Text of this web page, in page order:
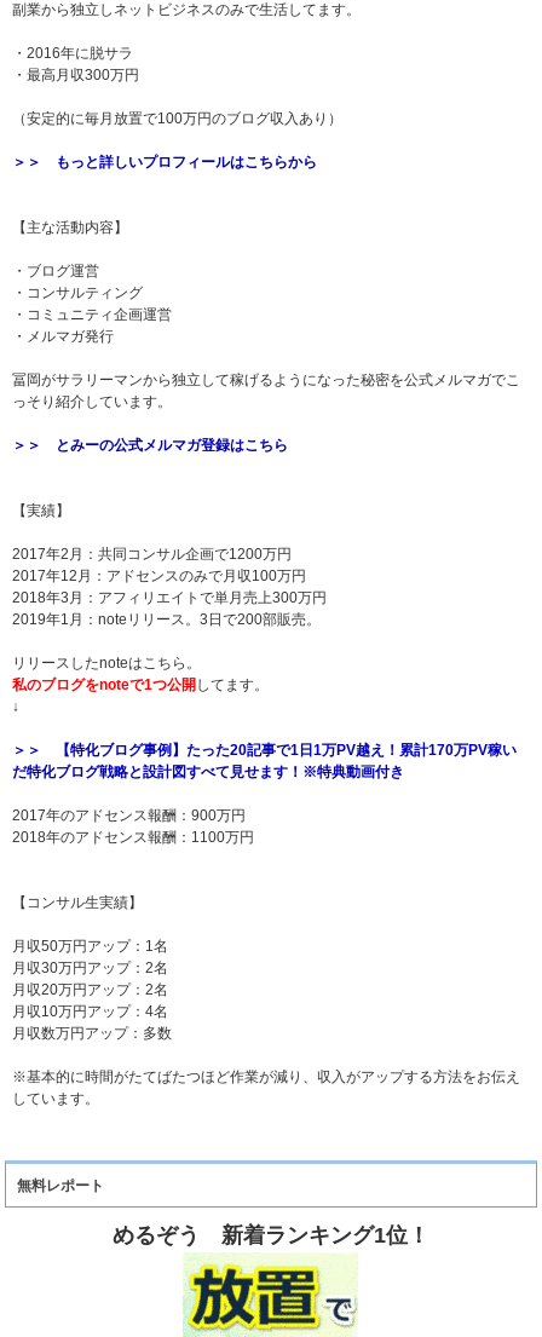
副業から独立しネットビジネスのみで生活してます。
・2016年に脱サラ
・最高月収300万円
（安定的に毎月放置で100万円のブログ収入あり）
＞＞ もっと詳しいプロフィールはこちらから
【主な活動内容】
・ブログ運営
・コンサルティング
・コミュニティ企画運営
・メルマガ発行
冨岡がサラリーマンから独立して稼げるようになった秘密を公式メルマガでこ
っそり紹介しています。
＞＞ とみーの公式メルマガ登録はこちら
【実績】
2017年2月：共同コンサル企画で1200万円
2017年12月：アドセンスのみで月収100万円
2018年3月：アフィリエイトで単月売上300万円
2019年1月：noteリリース。3日で200部販売。
リリースしたnoteはこちら。
私のブログをnoteで1つ公開 してます。
↓
＞＞ 【特化ブログ事例】たった20記事で1日1万PV越え！累計170万PV稼い
だ特化ブログ戦略と設計図すべて見せます！※特典動画付き
2017年のアドセンス報酬：900万円
2018年のアドセンス報酬：1100万円
【コンサル生実績】
月収50万円アップ：1名
月収30万円アップ：2名
月収20万円アップ：2名
月収10万円アップ：4名
月収数万円アップ：多数
※基本的に時間がたてばたつほど作業が減り、収入がアップする方法をお伝え
しています。
無料レポート
めるぞう 新着ランキング1位！